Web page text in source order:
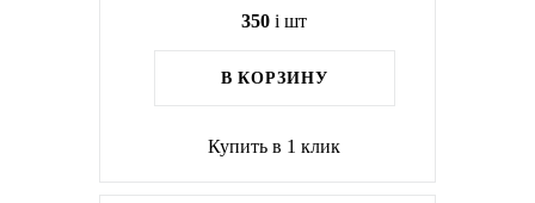
350 i шт
В КОРЗИНУ
Купить в 1 клик